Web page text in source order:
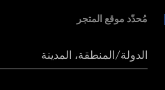
مُحدّد موقع المتجر
الدولة/المنطقة، المدينة